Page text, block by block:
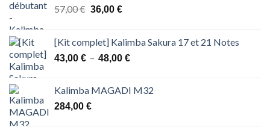
57,00€ Le
était :
57,00 €.
36,00 €Le
est :
36,00 €.
[Kit complet] Kalimba Sakura 17 et 21 Notes
43,00 € – 48,00 €Plage
43,00 €
Kalimba MAGADI M32
284,00 €